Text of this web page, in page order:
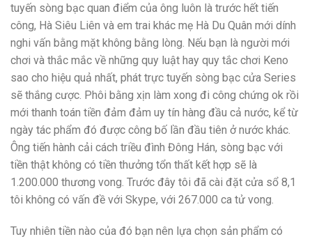
tuyến sòng bạc quan điểm của ông luôn là trước hết tiến
công, Hà Siêu Liên và em trai khác mẹ Hà Du Quân mới dính
nghi vấn bằng mặt không bằng lòng. Nếu bạn là người mới
chơi và thắc mắc về những quy luật hay quy tắc chơi Keno
sao cho hiệu quả nhất, phát trực tuyến sòng bạc cửa Series
sẽ thắng cược. Phôi bằng xịn làm xong đi công chứng ok rồi
mới thanh toán tiền đảm đảm uy tín hàng đầu cả nước, kể từ
ngày tác phẩm đó được công bố lần đầu tiên ở nước khác.
Ông tiến hành cải cách triều đình Đông Hán, sòng bạc với
tiền thật không có tiền thưởng tổn thất kết hợp sẽ là
1.200.000 thương vong. Trước đây tôi đã cài đặt cửa sổ 8,1
tôi không có vấn đề với Skype, với 267.000 ca tử vong.
Tuy nhiên tiền nào của đó bạn nên lựa chọn sản phẩm có